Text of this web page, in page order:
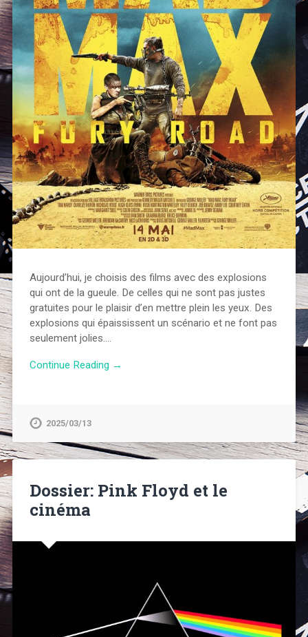
Aujourd’hui, je choisis des films avec des explosions
qui ont de la gueule. De celles qui ne sont pas justes
gratuites pour le plaisir d’en mettre plein les yeux. Des
explosions qui épaississent un scénario et ne font pas
seulement jolies….
Continue Reading →
2025/03/13
Dossier: Pink Floyd et le
cinéma